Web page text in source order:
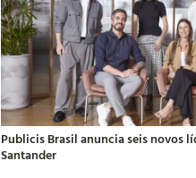
Publicis Brasil anuncia seis novos
Santander